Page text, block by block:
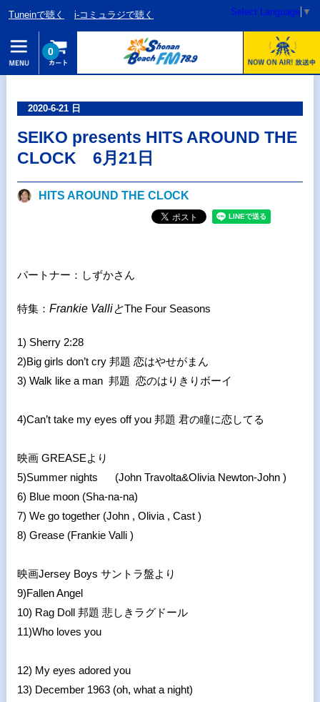
Tuneinで聴く i-コミュラジで聴く Select Language ▼
0
2020-6-21 日
SEIKO presents HITS AROUND THE
CLOCK 6月21日
HITS AROUND THE CLOCK
パートナー：しずかさん
特集： Frankie ValliとThe Four Seasons
1) Sherry 2:28
2)Big girls don’t cry 邦題 恋はやせがまん
3) Walk like a man 邦題 恋のはりきりボーイ
4)Can’t take my eyes off you 邦題 君の瞳に恋してる
映画GREASEより
5)Summer nights (John Travolta&Olivia Newton-John )
6) Blue moon (Sha-na-na)
7) We go together (John , Olivia , Cast )
8) Grease (Frankie Valli )
映画Jersey Boys サントラ盤より
9)Fallen Angel
10) Rag Doll 邦題 悲しきラグドール
11)Who loves you
12) My eyes adored you
13) December 1963 (oh, what a night)